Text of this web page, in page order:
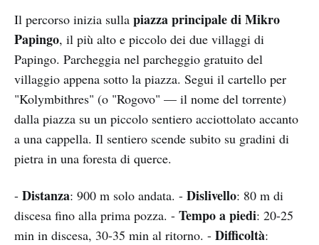
Il percorso inizia sulla piazza principale di Mikro
Papingo, il più alto e piccolo dei due villaggi di
Papingo. Parcheggia nel parcheggio gratuito del
villaggio appena sotto la piazza. Segui il cartello per
"Kolymbithres" (o "Rogovo" — il nome del torrente)
dalla piazza su un piccolo sentiero acciottolato accanto
a una cappella. Il sentiero scende subito su gradini di
pietra in una foresta di querce.
- Distanza: 900 m solo andata. - Dislivello: 80 m di
discesa fino alla prima pozza. - Tempo a piedi: 20-25
min in discesa, 30-35 min al ritorno. - Difficoltà: